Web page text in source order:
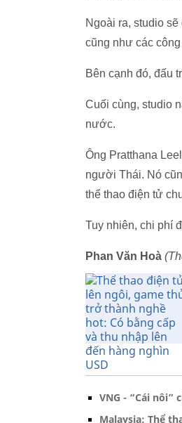
Ngoài ra, studio
cũng như các
Bên cạnh đó, đấu
Cuối cùng, studio
nước.
Ông Pratthana
người Thái. Nó
thể thao điện tử
Tuy nhiên, chi phí
Phan Văn Hoà
VNG - “Cái
Malaysia: Thể